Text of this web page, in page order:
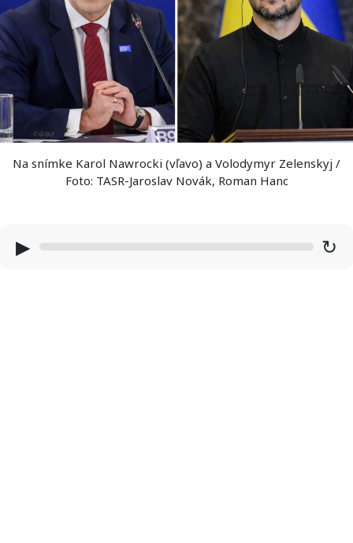
Na snímke Karol Nawrocki (vľavo) a Volodymyr Zelenskyj /
Foto: TASR-Jaroslav Novák, Roman Hanc
▶ ↻